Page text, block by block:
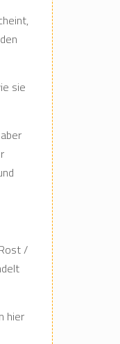
sie
/
hier